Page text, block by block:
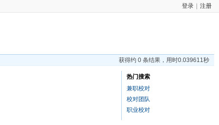
登录 注册
获得约 0 条结果，用时0.039611秒
热门搜索
兼职校对
校对团队
职业校对